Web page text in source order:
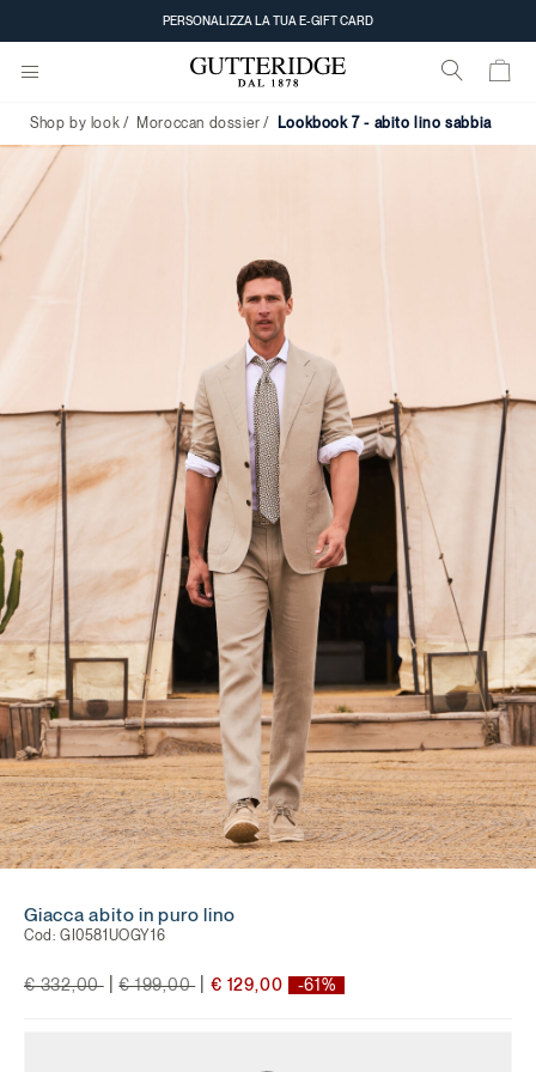
PERSONALIZZA LA TUA E-GIFT CARD
Abito
lino
sabbia
Shop by look Moroccan dossier lookbook 7 - abito lino sabbia
Giacca abito in puro lino
Cod: GI0581UOGY16
Price reduced from
€ 332,00 toPrice reduced from
€ 199,00 to € 129,00 -61%